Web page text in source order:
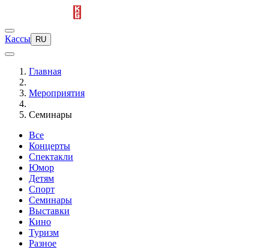
Кассы RU
Главная
Мероприятия
Семинары
Все
Концерты
Спектакли
Юмор
Детям
Спорт
Семинары
Выставки
Кино
Туризм
Разное